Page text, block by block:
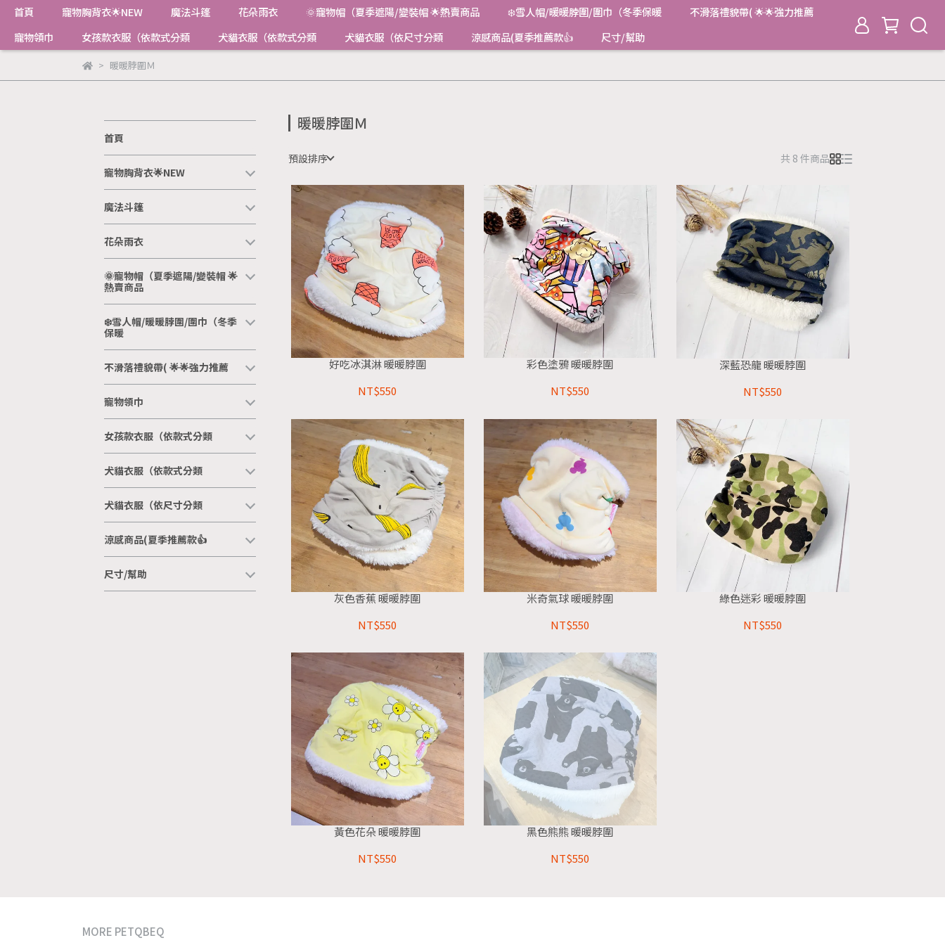
首頁 寵物胸背衣🌟NEW 魔法斗篷 花朵雨衣 🌞寵物帽（夏季遮陽/變裝帽 🌟熱賣商品 ❄️雪人帽/暖暖脖圍/圍巾（冬季保暖
不滑落禮貌帶( 🌟🌟強力推薦
寵物領巾
女孩款衣服（依款式分類 犬貓衣服（依款式分類 犬貓衣服（依尺寸分類 涼感商品(夏季推薦款👍 尺寸/幫助
暖暖脖圍Ｍ
首頁
寵物胸背衣🌟NEW
魔法斗篷
花朵雨衣
🌞寵物帽（夏季遮陽/變裝帽 🌟
熱賣商品
❄️雪人帽/暖暖脖圍/圍巾（冬季
保暖
不滑落禮貌帶( 🌟🌟強力推薦
寵物領巾
女孩款衣服（依款式分類
犬貓衣服（依款式分類
犬貓衣服（依尺寸分類
涼感商品(夏季推薦款👍
尺寸/幫助
暖暖脖圍Ｍ
預設排序 共 8 件商品
好吃冰淇淋 暖暖脖圍
NT$550
彩色塗鴉 暖暖脖圍
NT$550
深藍恐龍 暖暖脖圍
NT$550
灰色香蕉 暖暖脖圍
NT$550
米奇氣球 暖暖脖圍
NT$550
綠色迷彩 暖暖脖圍
NT$550
黃色花朵 暖暖脖圍
NT$550
黑色熊熊 暖暖脖圍
NT$550
MORE PETQBEQ